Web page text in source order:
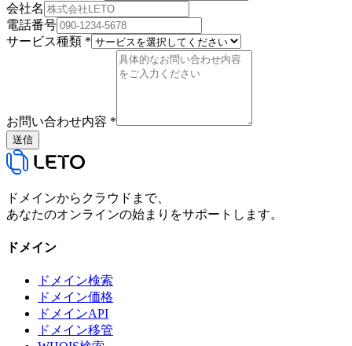
会社名
電話番号
サービス種類 *
お問い合わせ内容 *
送信
ドメインからクラウドまで、
あなたのオンラインの始まりをサポートします。
ドメイン
ドメイン検索
ドメイン価格
ドメインAPI
ドメイン移管